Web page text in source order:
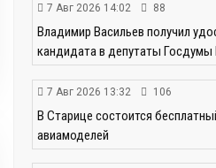
7 Авг 2026 14:02 88
Владимир Васильев получил
кандидата в депутаты Госдумы
7 Авг 2026 13:32 106
В Старице состоится
авиамоделей